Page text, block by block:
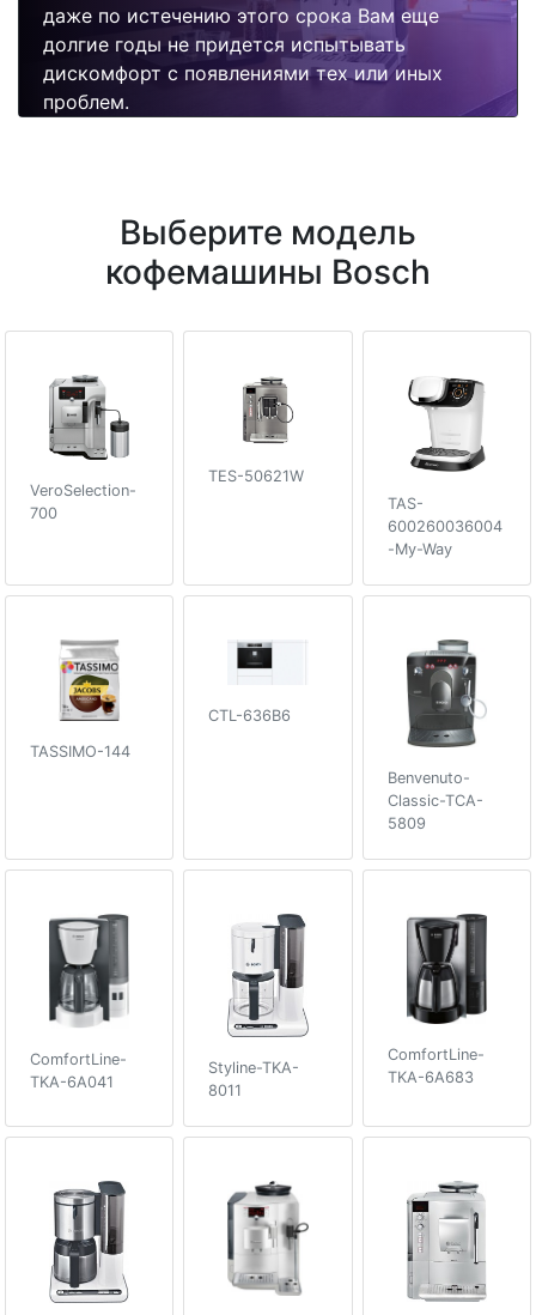
даже по истечению этого срока Вам еще
долгие годы не придется испытывать
дискомфорт с появлениями тех или иных
проблем.
Выберите модель
кофемашины Bosch
VeroSelection-
700
TES-50621W
TAS-
600260036004
-My-Way
TASSIMO-144
CTL-636B6
Benvenuto-
Classic-TCA-
5809
ComfortLine-
TKA-6A041
Styline-TKA-
8011
ComfortLine-
TKA-6A683